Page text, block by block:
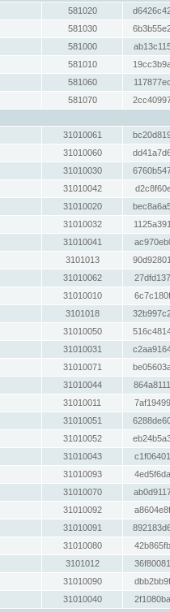
581020
581030
581000
581010
581060
581070
31010061
31010060
31010030
31010042
31010020
31010032
31010041
3101013
31010062
31010010
3101018
31010050
31010031
31010071
31010044
31010011
31010051
31010052
31010043
31010093
31010070
31010092
31010091
31010080
3101012
31010090
31010040